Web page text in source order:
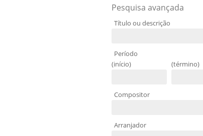
Pesquisa avançada
Título ou descrição
Período
(início)
(término)
Compositor
Arranjador